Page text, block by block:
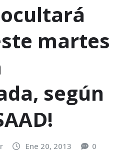
martes
según
Ene 20, 2013 0